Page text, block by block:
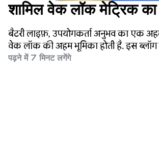
शामिल वेक लॉक मेट्रिक
करके, अपने ऐप्लिकेशन की
ऑप्टिमाइज़ करना
बैटरी लाइफ़, उपयोगकर्ता अनुभव का एक
वेक लॉक की अहम भूमिका होती है. इस
लॉक के बारे में जानेंगे. साथ ही, हम यह भी
पढ़ने में 7 मिनट लगेंगे